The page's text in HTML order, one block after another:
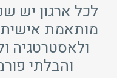
לכל ארגון יש
מותאמת אישית
ולאסטרטגיה
והבלתי